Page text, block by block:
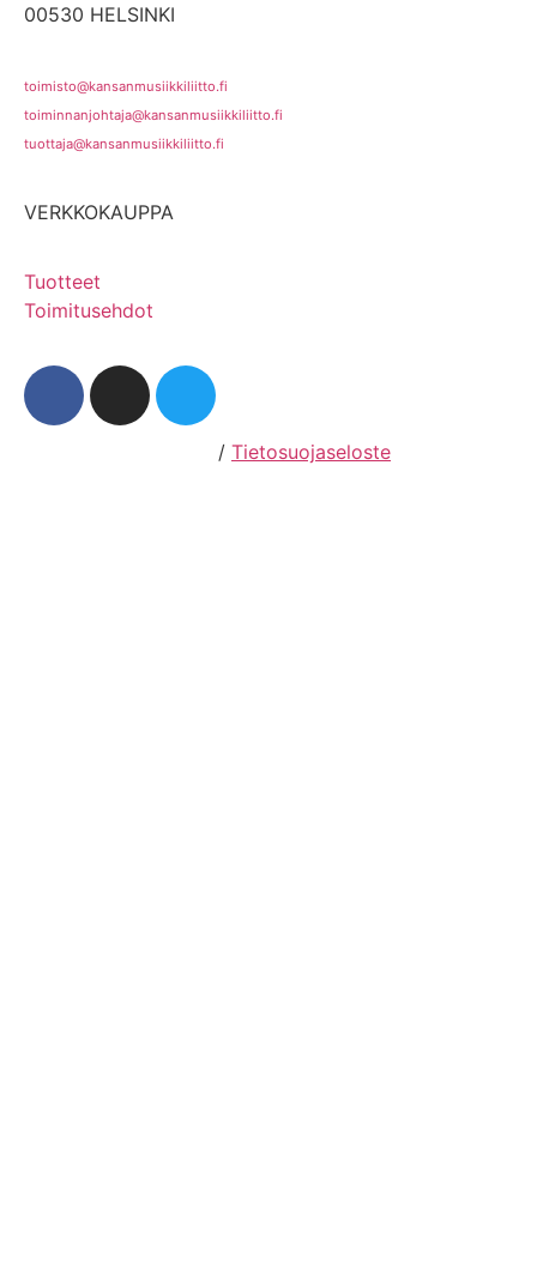
00530 HELSINKI
toimisto@kansanmusiikkiliitto.fi
toiminnanjohtaja@kansanmusiikkiliitto.fi
tuottaja@kansanmusiikkiliitto.fi
VERKKOKAUPPA
Tuotteet
Toimitusehdot
/ Tietosuojaseloste